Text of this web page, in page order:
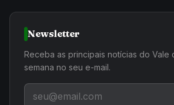
Newsletter
Receba as principais notícias do Vale
semana no seu e-mail.